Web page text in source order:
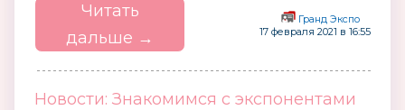
Читать
дальше →
Гранд Экспо
17 февраля 2021 в 16:55
Новости: Знакомимся с экспонентами